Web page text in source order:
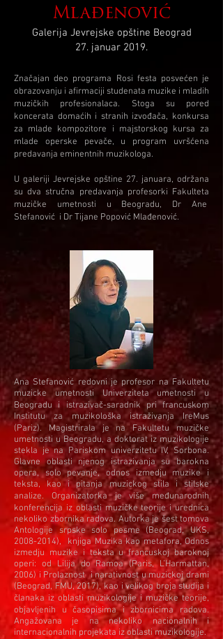
Mlađenović
Galerija Jevrejske opštine Beograd
27. januar 2019.
Značajan deo programa Rosi festa posvećen je
obrazovanju i afirmaciji studenata muzike i mladih
muzičkih profesionalaca. Stoga su pored
koncerata domaćih i stranih izvođača, konkursa
za mlade kompozitore i majstorskog kursa za
mlade operske pevače, u program uvršćena
predavanja eminentnih muzikologa.
U galeriji Jevrejske opštine 27. januara, održana
su dva stručna predavanja profesorki Fakulteta
muzičke umetnosti u Beogradu, Dr Ane
Stefanović i Dr Tijane Popović Mlađenović.
Ana Stefanović redovni je profesor na Fakultetu
muzicke umetnosti Univerziteta umetnosti u
Beogradu i istrazivač-saradnik pri francuskom
Institutu za muzikološka istraživanja IreMus
(Pariz). Magistrirala je na Fakultetu muzičke
umetnosti u Beogradu, a doktorat iz muzikologije
stekla je na Pariskom univerzitetu IV, Sorbona.
Glavne oblasti njenog istrazivanja su barokna
opera, solo pevanje, odnos izmedju muzike i
teksta, kao i pitanja muzickog stila i stilske
analize. Organizatorka je više međunarodnih
konferencija iz oblasti muzičke teorije i urednica
nekoliko zbornika radova. Autorka je šest tomova
Antologije srpske solo pesme (Beograd, UKS,
2008-2014), knjiga Muzika kao metafora, Odnos
izmedju muzike i teksta u francuskoj baroknoj
operi: od Lilija do Ramoa (Paris, L’Harmattan,
2006) i Prolaznost i narativnost u muzickoj drami
(Beograd, FMU, 2017), kao i velikog broja studija i
članaka iz oblasti muzikologije i muzičke teorije,
objavljenih u časopisima i zbornicima radova.
Angažovana je na nekoliko nacionalnih i
internacionalnih projekata iz oblasti muzikologije.